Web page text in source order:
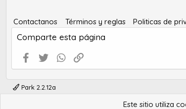
Contactanos Términos y reglas Politicas de
Comparte esta página
Facebook
Twitter WhatsApp
Park 2.2.12a
Este sitio utiliza